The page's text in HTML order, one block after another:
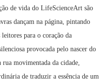
de vida do LifeScienceArt são
dançam na página, pintando
para o coração da
provocada pelo nascer do
movimentada da cidade,
de traduzir a essência de um